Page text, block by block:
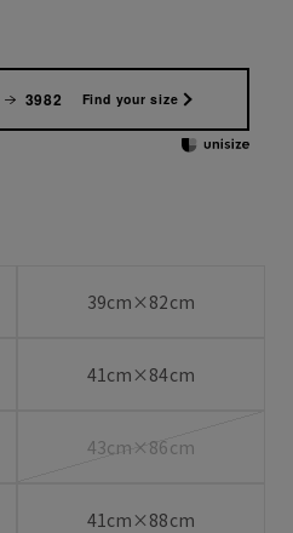
3982 Find your size
39cm×82cm
41cm×84cm
43cm×86cm
41cm×88cm